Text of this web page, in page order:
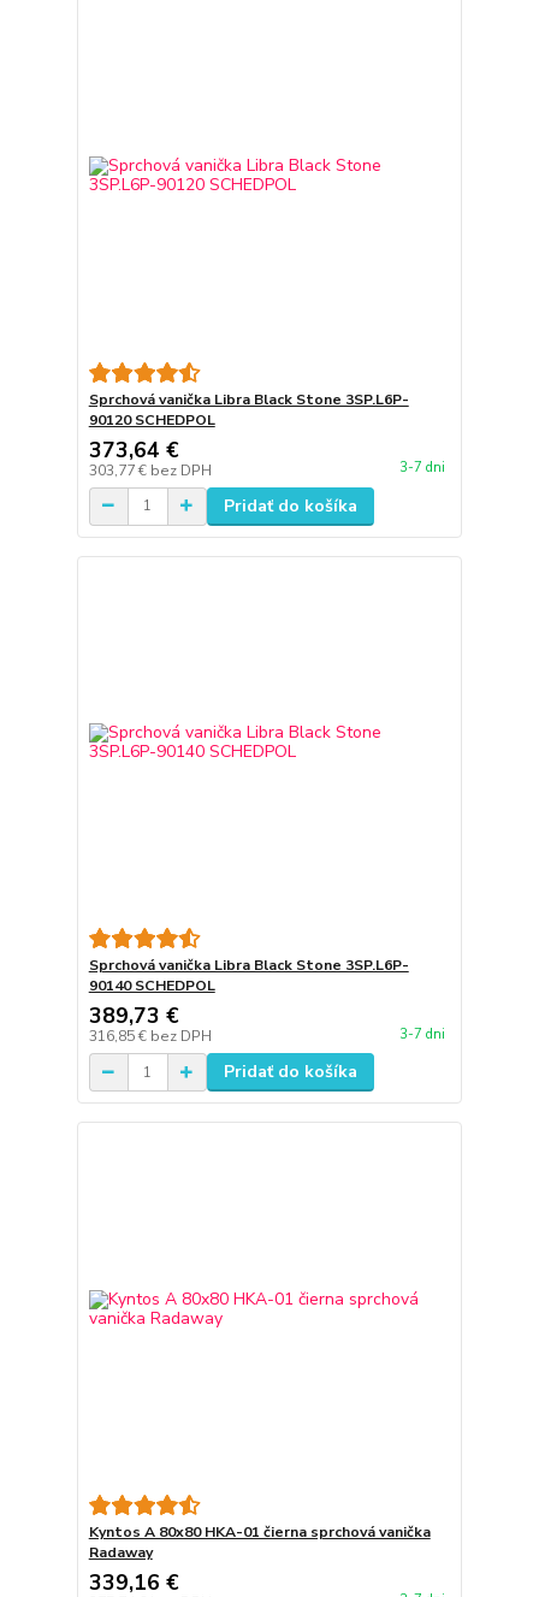
Sprchová vanička Libra Black Stone 3SP.L6P-
90120 SCHEDPOL
373,64 €
303,77 € bez DPH 3-7 dni
Pridať do košíka
Sprchová vanička Libra Black Stone 3SP.L6P-
90140 SCHEDPOL
389,73 €
316,85 € bez DPH 3-7 dni
Pridať do košíka
Kyntos A 80x80 HKA-01 čierna sprchová vanička
Radaway
339,16 €